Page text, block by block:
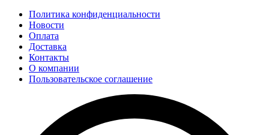
Политика конфиденциальности
Новости
Оплата
Доставка
Контакты
О компании
Пользовательское соглашение